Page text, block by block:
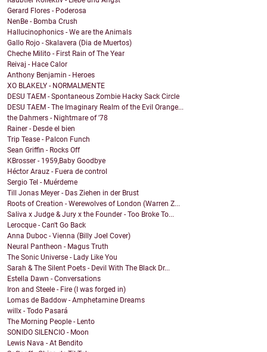
Gerard Flores - Poderosa
NenBe - Bomba Crush
Hallucinophonics - We are the Animals
Gallo Rojo - Skalavera (Dia de Muertos)
Cheche Milito - First Rain of The Year
Reivaj - Hace Calor
Anthony Benjamin - Heroes
XO BLAKELY - NORMALMENTE
DESU TAEM - Spontaneous Zombie Hacky Sack Circle
DESU TAEM - The Imaginary Realm of the Evil Orange...
the Dahmers - Nightmare of '78
Rainer - Desde el bien
Trip Tease - Palcon Funch
Sean Griffin - Rocks Off
KBrosser - 1959,Baby Goodbye
Héctor Arauz - Fuera de control
Sergio Tel - Muérdeme
Till Jonas Meyer - Das Ziehen in der Brust
Roots of Creation - Werewolves of London (Warren Z...
Saliva x Judge & Jury x the Founder - Too Broke To...
Lerocque - Can't Go Back
Anna Duboc - Vienna (Billy Joel Cover)
Neural Pantheon - Magus Truth
The Sonic Universe - Lady Like You
Sarah & The Silent Poets - Devil With The Black Dr...
Estella Dawn - Conversations
Iron and Steele - Fire (I was forged in)
Lomas de Baddow - Amphetamine Dreams
willx - Todo Pasará
The Morning People - Lento
SONIDO SILENCIO - Moon
Lewis Nava - At Bendito